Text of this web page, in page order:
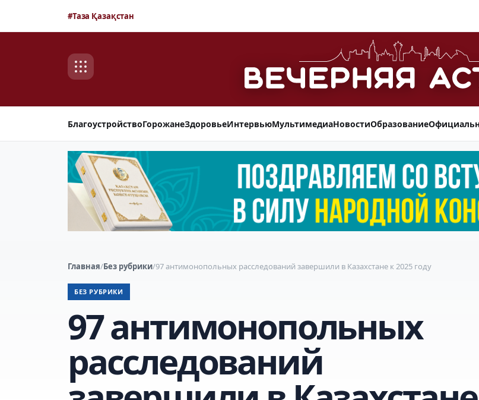
#Таза Қазақстан
БлагоустройствоГорожанеЗдоровьеИнтервьюМультимедиаНовостиОбразование
Главная/Без рубрики/97 антимонопольных расследований завершили в Казахстане к 2025 году
БЕЗ РУБРИКИ
97 антимонопольных
расследований